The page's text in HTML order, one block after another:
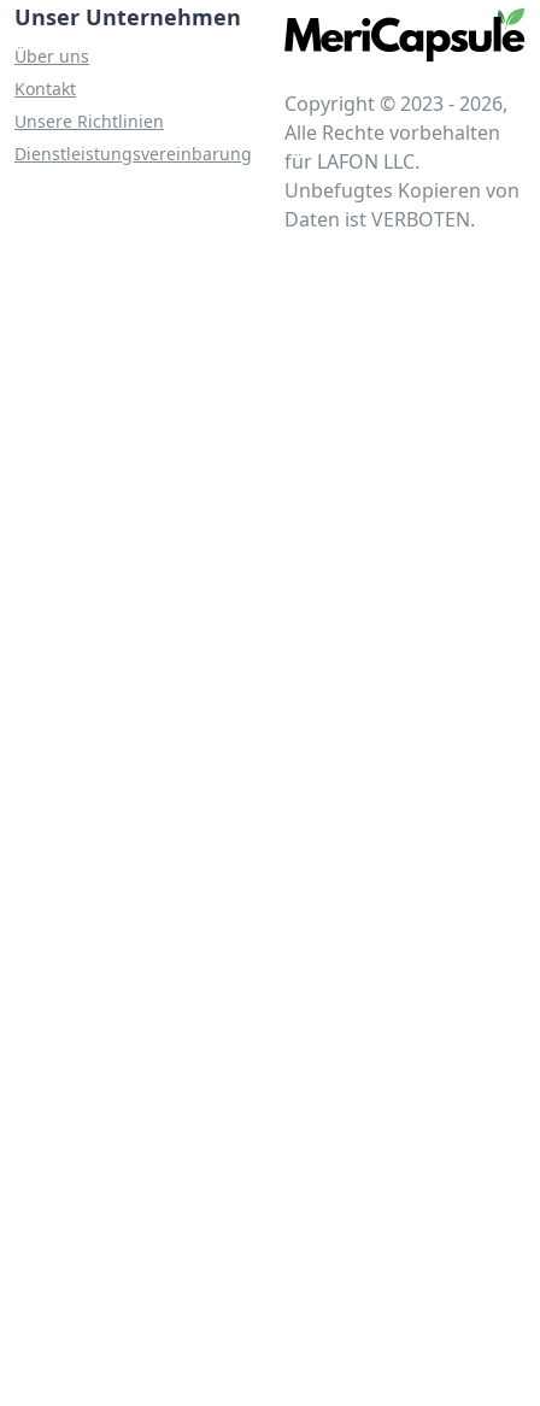
Unser Unternehmen
Über uns
Kontakt
Unsere Richtlinien
Dienstleistungsvereinbarung
Copyright © 2023 - 2026,
Alle Rechte vorbehalten
für LAFON LLC.
Unbefugtes Kopieren von
Daten ist VERBOTEN.